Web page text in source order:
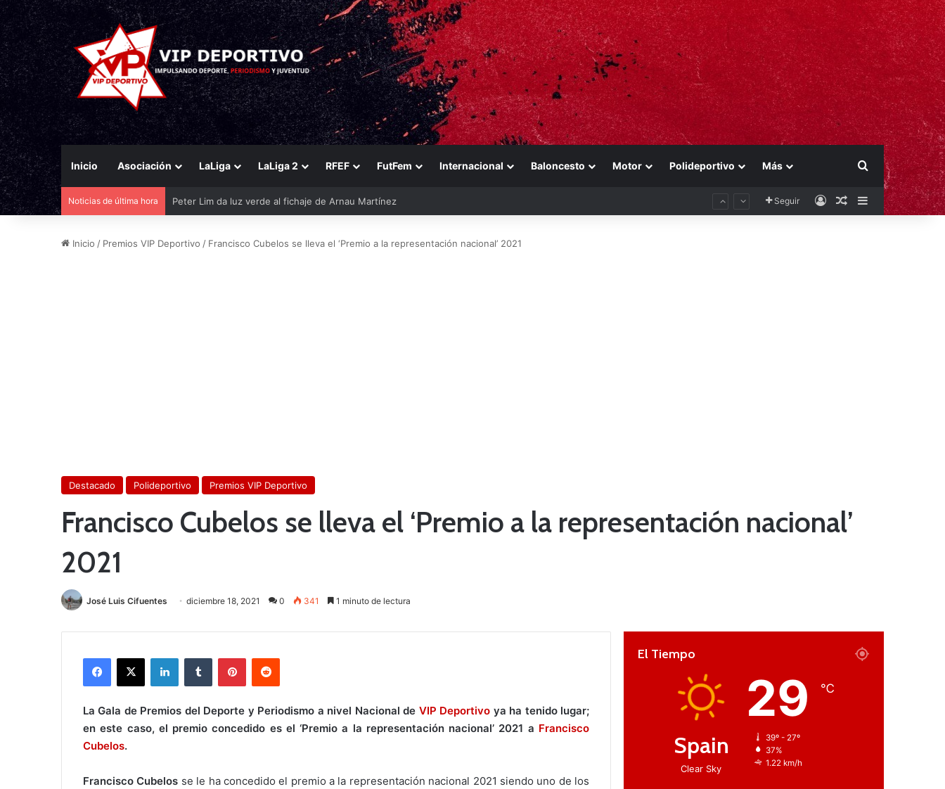
Inicio Asociación LaLiga LaLiga 2 RFEF FutFem Internacional Baloncesto Motor Polideportivo Más Buscar por
Noticias de última hora
El Eldense mira a las canteras para reforzarse
Seguir AccesoPublicación al
Barra lateral
Inicio / Premios VIP Deportivo / Francisco Cubelos se lleva el ‘Premio a la representación nacional’ 2021
Destacado Polideportivo Premios VIP Deportivo
Francisco Cubelos se lleva el ‘Premio a la representación nacional’
2021
José Luis Cifuentes diciembre 18, 2021 0 341 1 minuto de lectura
La Gala de Premios del Deporte y Periodismo a nivel Nacional de VIP Deportivo ya ha tenido lugar;
en este caso, el premio concedido es el ‘Premio a la representación nacional’ 2021 a Francisco
Cubelos.
Francisco Cubelos se le ha concedido el premio a la representación nacional 2021 siendo uno de los
El Tiempo
Spain
Clear Sky
29 ℃
39º - 27º
37%
1.22 km/h